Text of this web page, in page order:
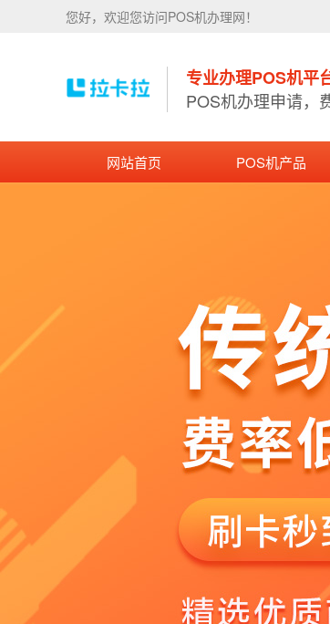
您好，欢迎您访问POS机办理网！
专业办理POS机平
POS机办理申请，
网站首页 POS机产品